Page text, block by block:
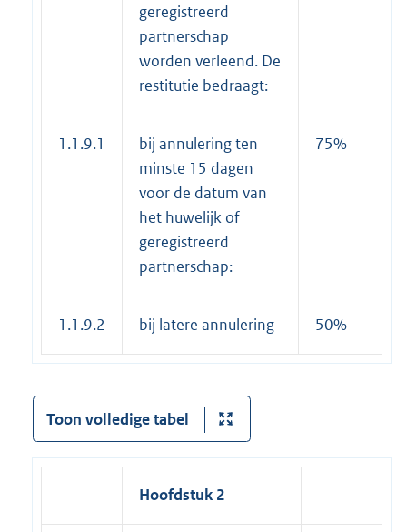
geregistreerd
partnerschap
worden verleend. De
restitutie bedraagt:
1.1.9.1
bij annulering ten
minste 15 dagen
voor de datum van
het huwelijk of
geregistreerd
partnerschap:
75%
1.1.9.2 bij latere annulering 50%
Toon volledige tabel
Hoofdstuk 2